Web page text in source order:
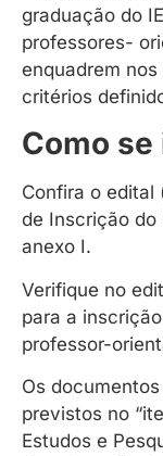
graduação do
professores-
enquadrem
critérios
Como
Confira o edital
de Inscrição do
anexo I.
Verifique no
para a
professor-
Os
previstos no
Estudos e